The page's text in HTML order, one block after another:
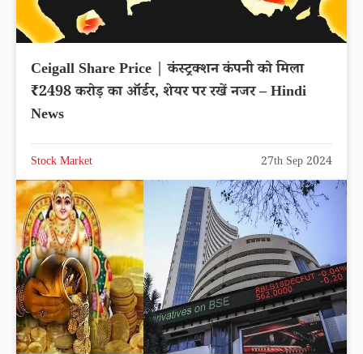
Ceigall Share Price | कंस्ट्रक्शन कंपनी को मिला
₹2498 करोड़ का ऑर्डर, शेयर पर रखें नजर – Hindi
News
Stock Market 27th Sep 2024